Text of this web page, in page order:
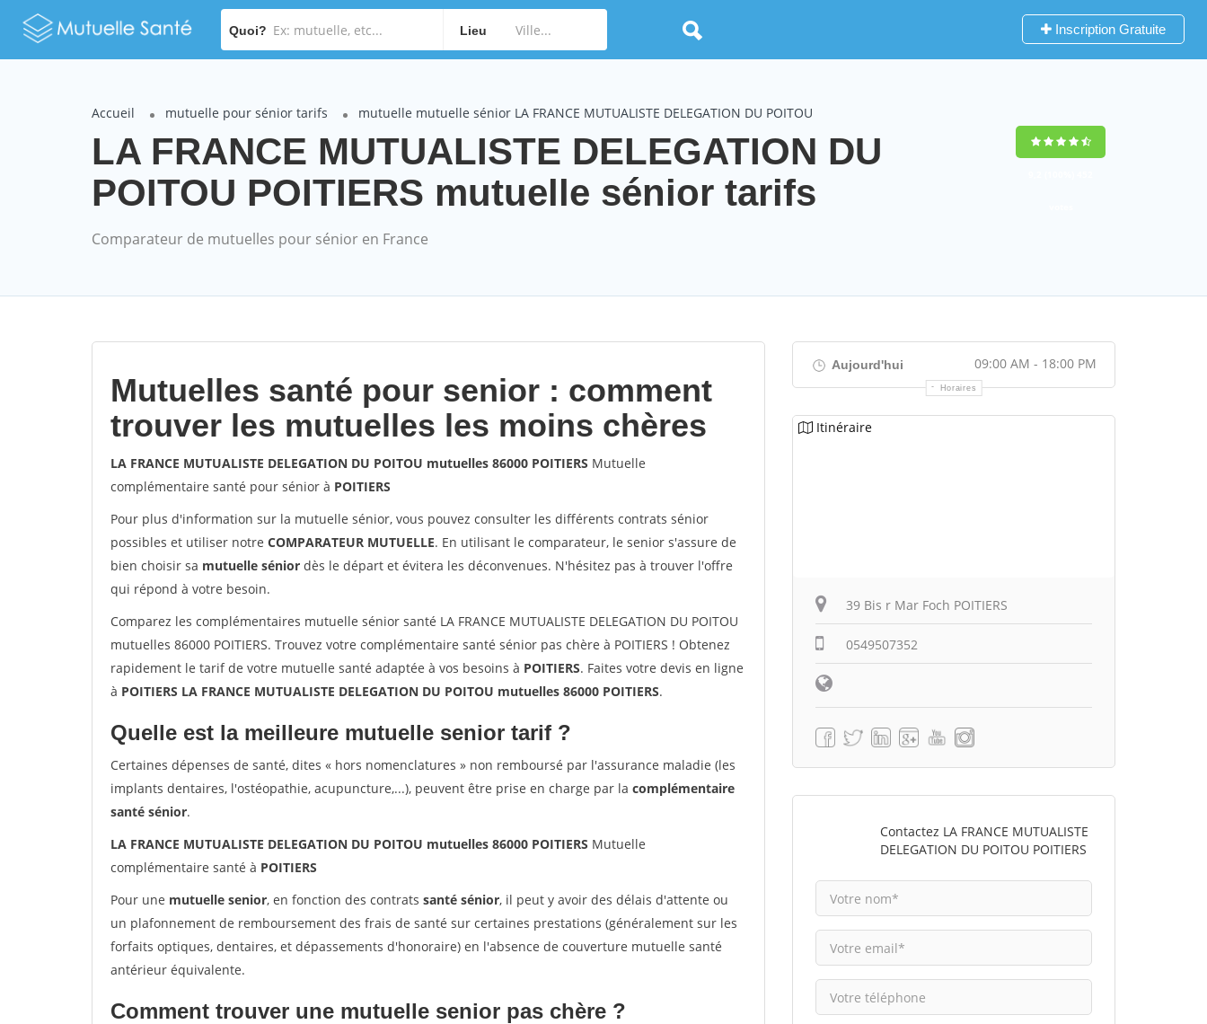
Quoi? Lieu Inscription Gratuite
Accueil mutuelle pour sénior tarifs mutuelle mutuelle sénior LA FRANCE MUTUALISTE DELEGATION DU POITOU
LA FRANCE MUTUALISTE DELEGATION DU
POITOU POITIERS mutuelle sénior tarifs
Comparateur de mutuelles pour sénior en France
Mutuelles santé pour senior : comment
trouver les mutuelles les moins chères
LA FRANCE MUTUALISTE DELEGATION DU POITOU mutuelles 86000 POITIERS Mutuelle
complémentaire santé pour sénior à POITIERS
Pour plus d'information sur la mutuelle sénior, vous pouvez consulter les différents contrats sénior
possibles et utiliser notre COMPARATEUR MUTUELLE. En utilisant le comparateur, le senior s'assure de
bien choisir sa mutuelle sénior dès le départ et évitera les déconvenues. N'hésitez pas à trouver l'offre
qui répond à votre besoin.
Comparez les complémentaires mutuelle sénior santé LA FRANCE MUTUALISTE DELEGATION DU POITOU
mutuelles 86000 POITIERS. Trouvez votre complémentaire santé sénior pas chère à POITIERS ! Obtenez
rapidement le tarif de votre mutuelle santé adaptée à vos besoins à POITIERS. Faites votre devis en ligne
à POITIERS LA FRANCE MUTUALISTE DELEGATION DU POITOU mutuelles 86000 POITIERS.
Quelle est la meilleure mutuelle senior tarif ?
Certaines dépenses de santé, dites « hors nomenclatures » non remboursé par l'assurance maladie (les
implants dentaires, l'ostéopathie, acupuncture,...), peuvent être prise en charge par la complémentaire
santé sénior.
LA FRANCE MUTUALISTE DELEGATION DU POITOU mutuelles 86000 POITIERS Mutuelle
complémentaire santé à POITIERS
Pour une mutuelle senior, en fonction des contrats santé sénior, il peut y avoir des délais d'attente ou
un plafonnement de remboursement des frais de santé sur certaines prestations (généralement sur les
forfaits optiques, dentaires, et dépassements d'honoraire) en l'absence de couverture mutuelle santé
antérieur équivalente.
Comment trouver une mutuelle senior pas chère ?
Aujourd'hui 09:00 AM - 18:00 PM
Horaires
Itinéraire
39 Bis r Mar Foch POITIERS
0549507352
Contactez LA FRANCE MUTUALISTE
DELEGATION DU POITOU POITIERS